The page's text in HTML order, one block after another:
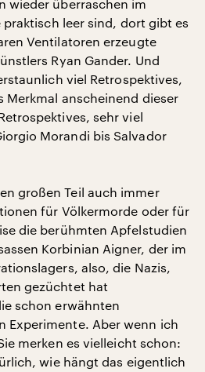
wieder überraschen im
leer sind, dort gibt es
Ventilatoren erzeugte
Ryan Gander. Und
viel Retrospektives,
Merkmal anscheinend dieser
sehr viel
Morandi bis Salvador
großen Teil auch immer
für Völkermorde oder für
die berühmten Apfelstudien
Korbinian Aigner, der im
also, die Nazis,
gezüchtet hat
schon erwähnten
Experimente. Aber wenn ich
merken es vielleicht schon:
wie hängt das eigentlich